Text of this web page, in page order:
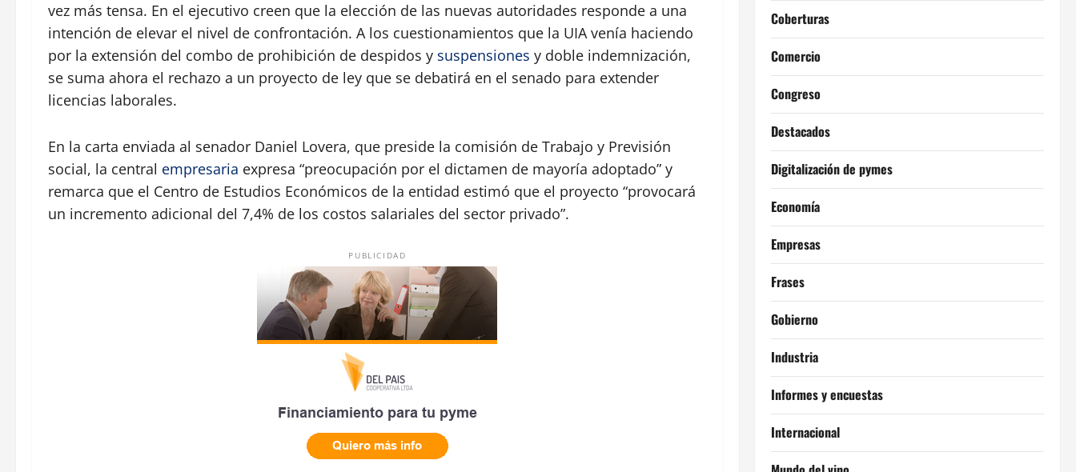
vez más tensa. En el ejecutivo creen que la elección de las nuevas autoridades responde a una
intención de elevar el nivel de confrontación. A los cuestionamientos que la UIA venía haciendo
por la extensión del combo de prohibición de despidos y suspensiones y doble indemnización,
se suma ahora el rechazo a un proyecto de ley que se debatirá en el senado para extender
licencias laborales.
En la carta enviada al senador Daniel Lovera, que preside la comisión de Trabajo y Previsión
social, la central empresaria expresa “preocupación por el dictamen de mayoría adoptado” y
remarca que el Centro de Estudios Económicos de la entidad estimó que el proyecto “provocará
un incremento adicional del 7,4% de los costos salariales del sector privado”.
PUBLICIDAD
Coberturas
Comercio
Congreso
Destacados
Digitalización de pymes
Economía
Empresas
Frases
Gobierno
Industria
Informes y encuestas
Internacional